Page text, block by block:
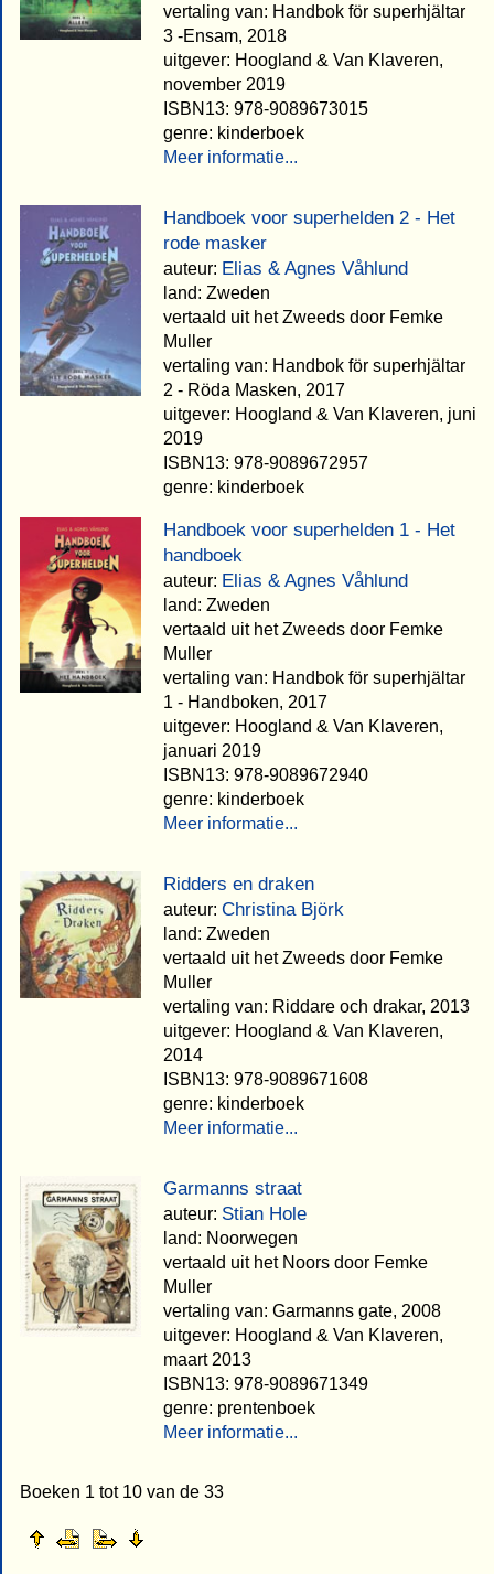
vertaling van: Handbok för superhjältar
3 -Ensam, 2018
uitgever: Hoogland & Van Klaveren,
november 2019
ISBN13: 978-9089673015
genre: kinderboek
Meer informatie...
Handboek voor superhelden 2 - Het
rode masker
auteur: Elias & Agnes Våhlund
land: Zweden
vertaald uit het Zweeds door Femke
Muller
vertaling van: Handbok för superhjältar
2 - Röda Masken, 2017
uitgever: Hoogland & Van Klaveren, juni
2019
ISBN13: 978-9089672957
genre: kinderboek
Handboek voor superhelden 1 - Het
handboek
auteur: Elias & Agnes Våhlund
land: Zweden
vertaald uit het Zweeds door Femke
Muller
vertaling van: Handbok för superhjältar
1 - Handboken, 2017
uitgever: Hoogland & Van Klaveren,
januari 2019
ISBN13: 978-9089672940
genre: kinderboek
Meer informatie...
Ridders en draken
auteur: Christina Björk
land: Zweden
vertaald uit het Zweeds door Femke
Muller
vertaling van: Riddare och drakar, 2013
uitgever: Hoogland & Van Klaveren,
2014
ISBN13: 978-9089671608
genre: kinderboek
Meer informatie...
Garmanns straat
auteur: Stian Hole
land: Noorwegen
vertaald uit het Noors door Femke
Muller
vertaling van: Garmanns gate, 2008
uitgever: Hoogland & Van Klaveren,
maart 2013
ISBN13: 978-9089671349
genre: prentenboek
Meer informatie...
Boeken 1 tot 10 van de 33